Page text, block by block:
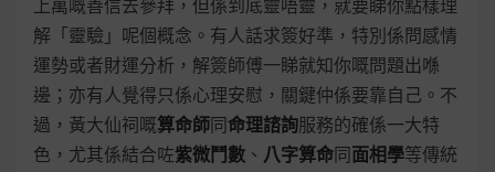
上萬嘅善信去參拜，但係到底靈唔靈，就要睇你點樣理
解「靈驗」呢個概念。有人話求簽好準，特別係問感情
運勢或者財運分析，解簽師傅一睇就知你嘅問題出喺
邊；亦有人覺得只係心理安慰，關鍵仲係要靠自己。不
過，黃大仙祠嘅算命師同命理諮詢服務的確係一大特
色，尤其係結合咗紫微鬥數 、 八字算命同面相學等傳統